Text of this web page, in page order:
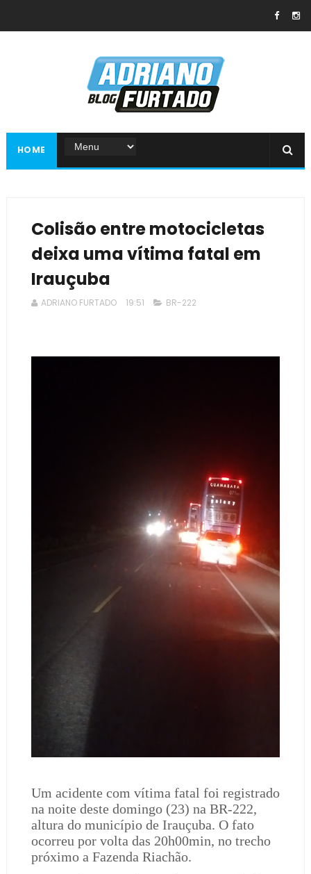
HOME
Colisão entre motocicletas
deixa uma vítima fatal em
Irauçuba
ADRIANO FURTADO 19:51 BR-222
Um acidente com vítima fatal foi registrado
na noite deste domingo (23) na BR-222,
altura do município de Irauçuba. O fato
ocorreu por volta das 20h00min, no trecho
próximo a Fazenda Riachão.